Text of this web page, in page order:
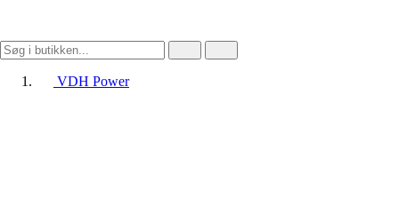
VDH Power